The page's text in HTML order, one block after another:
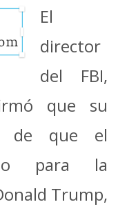
El
director
del FBI,
que su
de que el
para la
Trump,